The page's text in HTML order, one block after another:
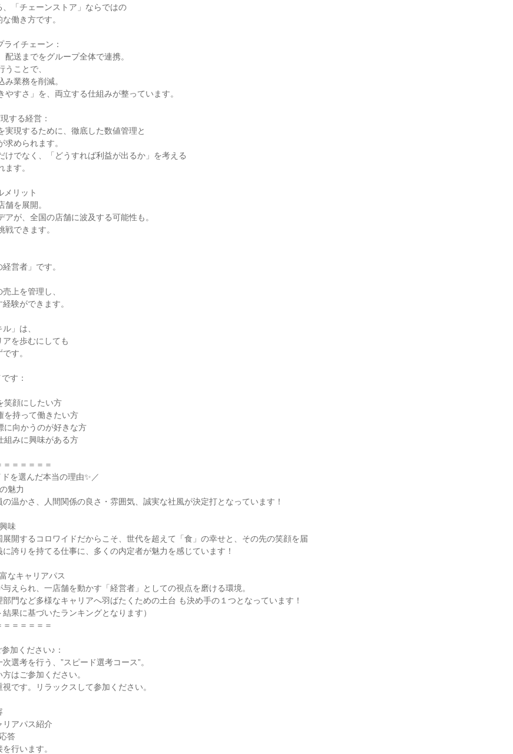
「チェーンストア」ならではの
働き方です。
イチェーン：
する経営：
メリット
営者」です。
上を管理し、
験ができます。
」は、
を歩むにしても
す。
す：
笑顔にしたい方
を持って働きたい方
に向かうのが好きな方
組みに興味がある方
＝＝＝＝＝＝
を選んだ本当の理由✨／
魅力
温かさ、人間関係の良さ・雰囲気、誠実な社風が決定打となっています！
味
開するコロワイドだからこそ、世代を超えて「食」の幸せと、その先の笑顔を届
誇りを持てる仕事に、多くの内定者が魅力を感じています！
なキャリアパス
えられ、一店舗を動かす「経営者」としての視点を磨ける環境。
門など多様なキャリアへ羽ばたくための土台 も決め手の１つとなっています！
果に基づいたランキングとなります）
＝＝＝＝＝＝
加ください♪：
選考を行う、”スピード選考コース”。
はご参加ください。
です。リラックスして参加ください。
リアパス紹介
答
行います。